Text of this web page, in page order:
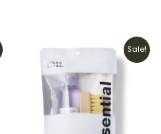
Sale!
Original
was:
HKD$270.
Current
price
HKD$170.